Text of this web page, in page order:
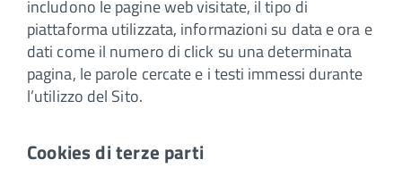
includono le pagine web visitate, il tipo di
piattaforma utilizzata, informazioni su data e ora e
dati come il numero di click su una determinata
pagina, le parole cercate e i testi immessi durante
l’utilizzo del Sito.
Cookies di terze parti